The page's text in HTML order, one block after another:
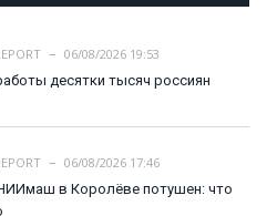
06/08/2026 19:53
десятки тысяч россиян
06/08/2026 17:46
в Королёве потушен: что